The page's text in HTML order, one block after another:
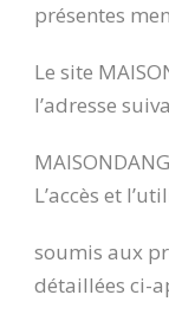
présentes
Le site
l’adresse
L’accès et
soumis aux
détaillées ci-